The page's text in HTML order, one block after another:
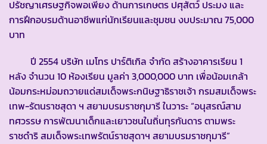
ปรัชญาเศรษฐกิจพอเพียง ด้านการเกษตร ปศุสัตว์ ประมง และ
การฝึกอบรมด้านอาชีพแก่นักเรียนและชุมชน งบประมาณ 75,000
บาท
ปี 2554 บริษัท เมโทร ปาร์ติเกิล จำกัด สร้างอาคารเรียน 1
หลัง จำนวน 10 ห้องเรียน มูลค่า 3,000,000 บาท เพื่อน้อมเกล้า
น้อมกระหม่อมถวายแด่สมเด็จพระกนิษฐาธิราชเจ้า กรมสมเด็จพระ
เทพ-รัตนราชสุดา ฯ สยามบรมราชกุมารี ในวาระ “อนุสรณ์สาม
ทศวรรษ การพัฒนาเด็กและเยาวชนในถิ่นทุรกันดาร ตามพระ
ราชดำริ สมเด็จพระเทพรัตน์ราชสุดาฯ สยามบรมราชกุมารี”